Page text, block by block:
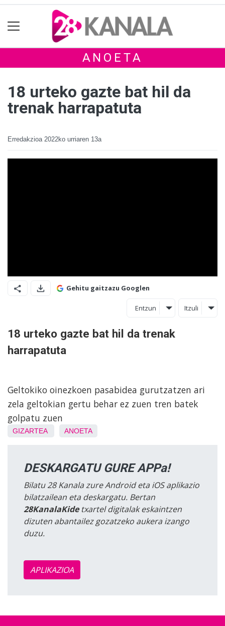
ANOETA
18 urteko gazte bat hil da
trenak harrapatuta
Erredakzioa 2022ko urriaren 13a
Gehitu gaitzazu Googlen
Entzun Itzuli
18 urteko gazte bat hil da trenak
harrapatuta
Geltokiko oinezkoen pasabidea gurutzatzen ari
zela geltokian gertu behar ez zuen tren batek
golpatu zuen
GIZARTEA ANOETA
DESKARGATU GURE APPa!
Bilatu 28 Kanala zure Android eta iOS aplikazio
bilatzailean eta deskargatu. Bertan
28KanalaKidetxartel digitalak eskaintzen
dizuten abantailez gozatzeko aukera izango
duzu.
APLIKAZIOA